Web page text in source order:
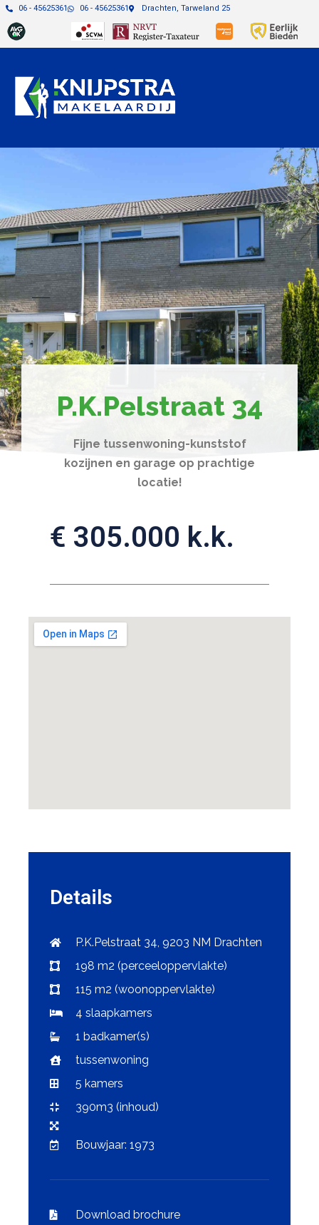
06 - 45625361 06 - 45625361 Drachten, Tarweland 25
P.K.Pelstraat 34
Fijne tussenwoning-kunststof
kozijnen en garage op prachtige
locatie!
€ 305.000 k.k.
Details
P.K.Pelstraat 34, 9203 NM Drachten
198 m2 (perceeloppervlakte)
115 m2 (woonoppervlakte)
4 slaapkamers
1 badkamer(s)
tussenwoning
5 kamers
390m3 (inhoud)
Bouwjaar: 1973
Download brochure